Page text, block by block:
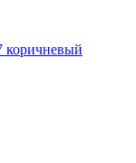
коричневый